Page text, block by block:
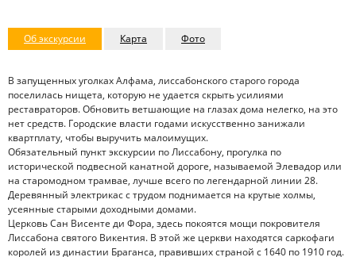
Об экскурсии Карта Фото
В запущенных уголках Алфама, лиссабонского старого города
поселилась нищета, которую не удается скрыть усилиями
реставраторов. Обновить ветшающие на глазах дома нелегко, на это
нет средств. Городские власти годами искусственно занижали
квартплату, чтобы выручить малоимущих.
Обязательный пункт экскурсии по Лиссабону, прогулка по
исторической подвесной канатной дороге, называемой Элевадор или
на старомодном трамвае, лучше всего по легендарной линии 28.
Деревянный электрикас с трудом поднимается на крутые холмы,
усеянные старыми доходными домами.
Церковь Сан Висенте ди Фора, здесь покоятся мощи покровителя
Лиссабона святого Викентия. В этой же церкви находятся саркофаги
королей из династии Браганса, правивших страной с 1640 по 1910 год.